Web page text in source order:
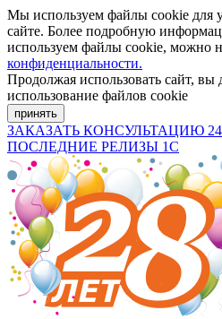
Мы используем файлы cookie для
сайте. Более подробную
используем файлы cookie, можно
конфиденциальности.
Продолжая использовать сайт, вы
использование файлов cookie
принять
ЗАКАЗАТЬ КОНСУЛЬТАЦИЮ
ПОСЛЕДНИЕ РЕЛИЗЫ 1С